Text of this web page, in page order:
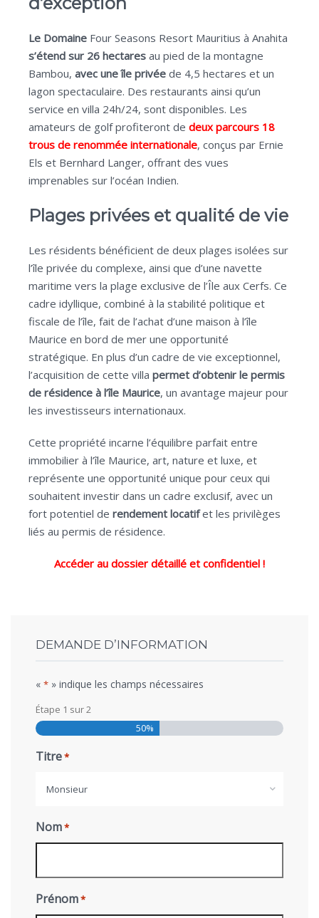
Le Domaine Four Seasons Resort Mauritius à Anahita
s’étend sur 26 hectares au pied de la montagne
Bambou, avec une île privée de 4,5 hectares et un
lagon spectaculaire. Des restaurants ainsi qu’un
service en villa 24h/24, sont disponibles. Les
amateurs de golf profiteront de deux parcours 18
trous de renommée internationale, conçus par Ernie
Els et Bernhard Langer, offrant des vues
imprenables sur l’océan Indien.
Plages privées et qualité de vie
Les résidents bénéficient de deux plages isolées sur
l’île privée du complexe, ainsi que d’une navette
maritime vers la plage exclusive de l’Île aux Cerfs. Ce
cadre idyllique, combiné à la stabilité politique et
fiscale de l’île, fait de l’achat d’une maison à l’île
Maurice en bord de mer une opportunité
stratégique. En plus d’un cadre de vie exceptionnel,
l’acquisition de cette villa permet d’obtenir le permis
de résidence à l’île Maurice, un avantage majeur pour
les investisseurs internationaux.
Cette propriété incarne l’équilibre parfait entre
immobilier à l’île Maurice, art, nature et luxe, et
représente une opportunité unique pour ceux qui
souhaitent investir dans un cadre exclusif, avec un
fort potentiel de rendement locatifet les privilèges
liés au permis de résidence.
Accéder au dossier détaillé et confidentiel !
DEMANDE D’INFORMATION
« * » indique les champs nécessaires
Étape 1 sur2
50%
Titre*
Monsieur
Nom*
Prénom*